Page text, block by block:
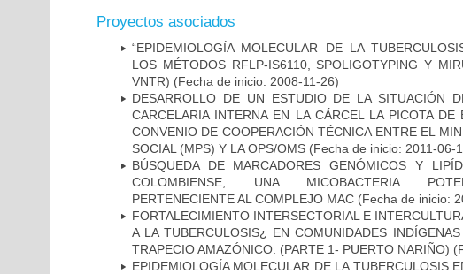
Proyectos asociados
“EPIDEMIOLOGÍA MOLECULAR DE LA
LOS MÉTODOS RFLP-IS6110, SPOLIGOTYPING Y
VNTR) (Fecha de inicio: 2008-11-26)
DESARROLLO DE UN ESTUDIO DE LA SITUACIÓN
CARCELARIA INTERNA EN LA CÁRCEL LA PICOTA DE
CONVENIO DE COOPERACIÓN TÉCNICA ENTRE EL
SOCIAL (MPS) Y LA OPS/OMS (Fecha de inicio: 2011-06-
BÚSQUEDA DE MARCADORES GENÓMICOS Y
COLOMBIENSE, UNA MICOBACTERIA
PERTENECIENTE AL COMPLEJO MAC (Fecha de inicio:
FORTALECIMIENTO INTERSECTORIAL E
A LA TUBERCULOSIS¿ EN COMUNIDADES
TRAPECIO AMAZÓNICO. (PARTE 1- PUERTO NARIÑO)
EPIDEMIOLOGÍA MOLECULAR DE LA TUBERCULOSIS